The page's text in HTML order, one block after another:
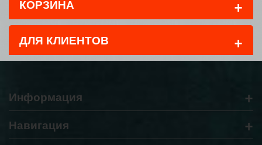
КОРЗИНА +
ДЛЯ КЛИЕНТОВ +
Информация +
Навигация
+